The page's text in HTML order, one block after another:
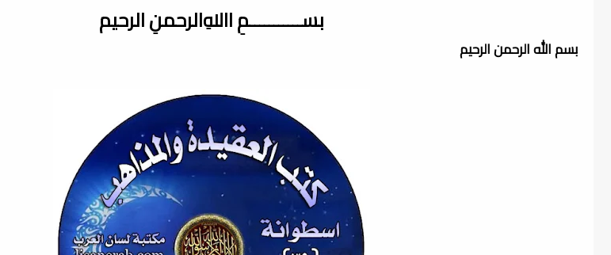
بســـــــــــمِ اﷲِالرحمنِ الرحيم
بسم الله الرحمن الرحيم